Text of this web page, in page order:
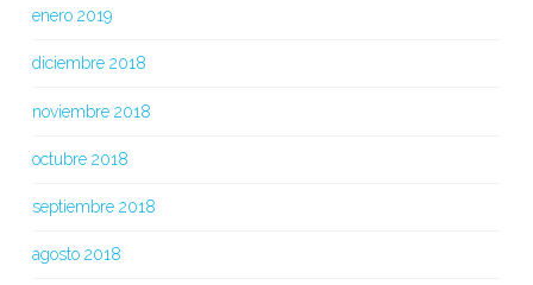
enero 2019
diciembre 2018
noviembre 2018
octubre 2018
septiembre 2018
agosto 2018